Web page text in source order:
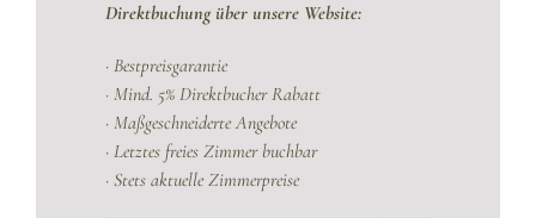
Direktbuchung über unsere Website:
· Bestpreisgarantie
· Mind. 5% Direktbucher Rabatt
· Maßgeschneiderte Angebote
· Letztes freies Zimmer buchbar
· Stets aktuelle Zimmerpreise